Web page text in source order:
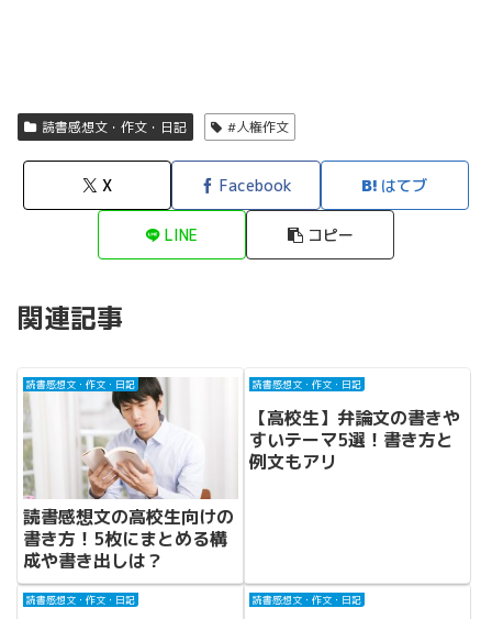
読書感想文・作文・日記 #人権作文
X Facebook はてブ
LINE コピー
関連記事
読書感想文・作文・日記
読書感想文の高校生向けの
書き方！5枚にまとめる構
成や書き出しは？
読書感想文・作文・日記
【高校生】弁論文の書きや
すいテーマ5選！書き方と
例文もアリ
読書感想文・作文・日記 読書感想文・作文・日記